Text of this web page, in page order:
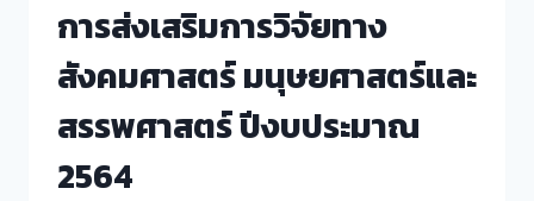
การส่งเสริมการวิจัยทาง
สังคมศาสตร์ มนุษยศาสตร์และ
สรรพศาสตร์ ปีงบประมาณ
2564